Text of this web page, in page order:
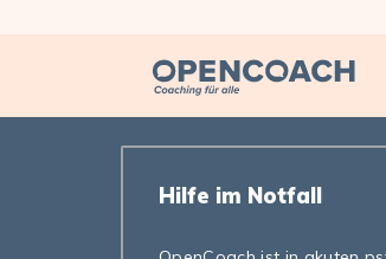
Open Coach
Hilfe im Notfall